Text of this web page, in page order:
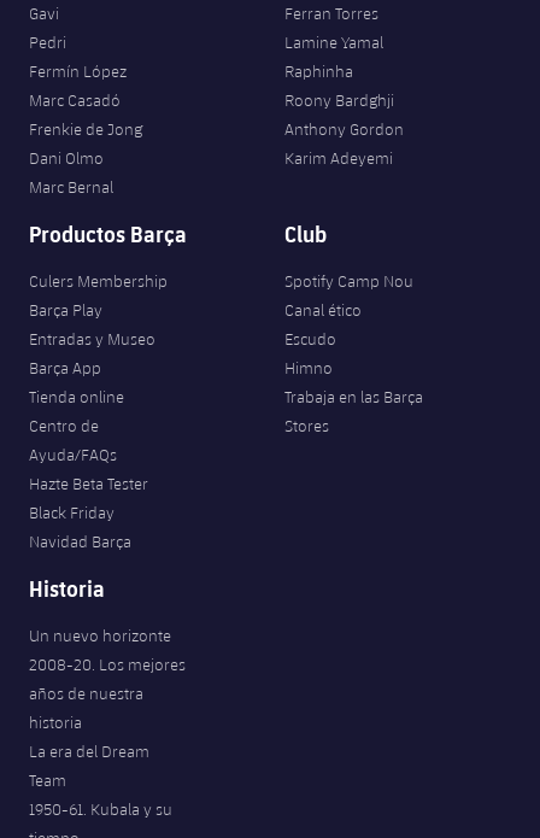
Gavi
Pedri
Fermín López
Marc Casadó
Frenkie de Jong
Dani Olmo
Marc Bernal
Ferran Torres
Lamine Yamal
Raphinha
Roony Bardghji
Anthony Gordon
Karim Adeyemi
Productos Barça
Culers Membership
Barça Play
Entradas y Museo
Barça App
Tienda online
Centro de
Ayuda/FAQs
Hazte Beta Tester
Black Friday
Navidad Barça
Club
Spotify Camp Nou
Canal ético
Escudo
Himno
Trabaja en las Barça
Stores
Historia
Un nuevo horizonte
2008-20. Los mejores
años de nuestra
historia
La era del Dream
Team
1950-61. Kubala y su